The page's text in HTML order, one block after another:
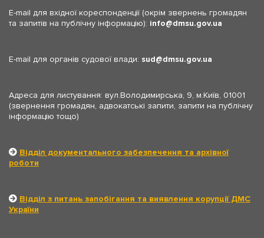
E-mail для вхідної кореспонденції (окрім звернень громадян
та запитів на публічну інформацію): info dmsu.gov.ua
E-mail для органів судової влади: sud dmsu.gov.ua
Адреса для листування: вул.Володимирська, 9, м.Київ, 01001
(звернення громадян, адвокатські запити, запити на публічну
інформацію тощо)
Відділ документального забезпечення та архівної
роботи
Відділ з питань запобігання та виявлення корупції ДМС
України